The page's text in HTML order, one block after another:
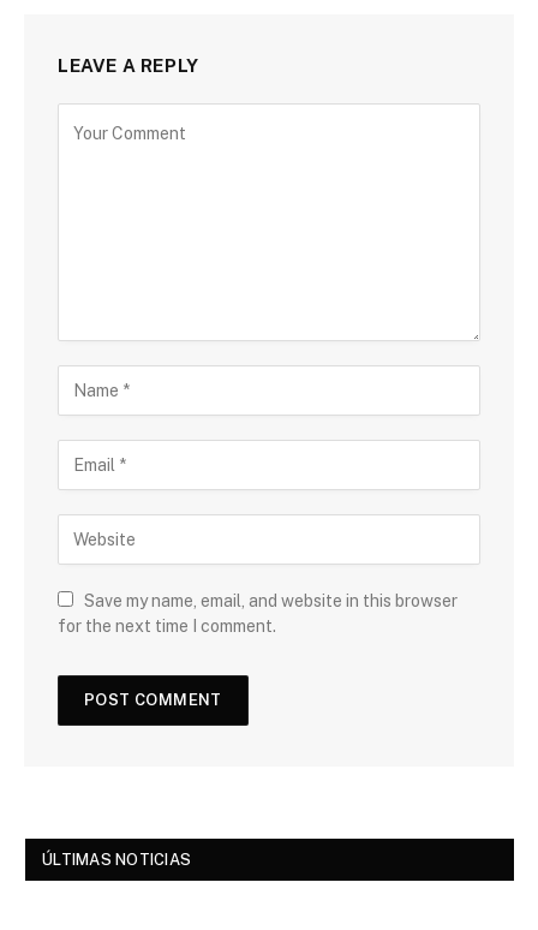
LEAVE A REPLY
Save my name, email, and website in this browser
for the next time I comment.
ÚLTIMAS NOTICIAS